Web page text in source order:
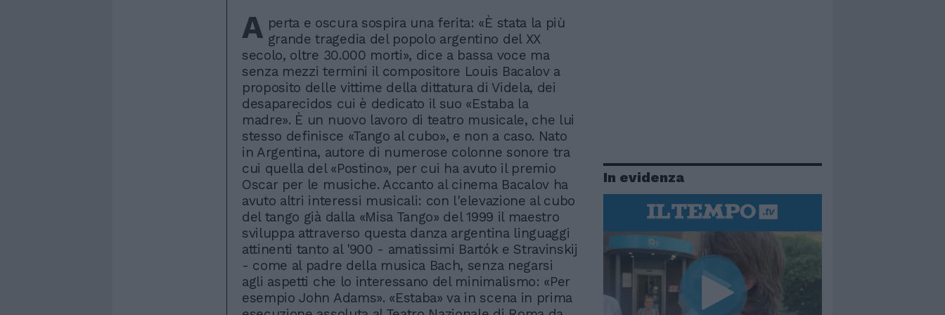
A perta e oscura sospira una ferita: «È stata la più
grande tragedia del popolo argentino del XX
secolo, oltre 30.000 morti», dice a bassa voce ma
senza mezzi termini il compositore Louis Bacalov a
proposito delle vittime della dittatura di Videla, dei
desaparecidos cui è dedicato il suo «Estaba la
madre». È un nuovo lavoro di teatro musicale, che lui
stesso definisce «Tango al cubo», e non a caso. Nato
in Argentina, autore di numerose colonne sonore tra
cui quella del «Postino», per cui ha avuto il premio
Oscar per le musiche. Accanto al cinema Bacalov ha
avuto altri interessi musicali: con l'elevazione al cubo
del tango già dalla «Misa Tango» del 1999 il maestro
sviluppa attraverso questa danza argentina linguaggi
attinenti tanto al '900 - amatissimi Bartók e Stravinskij
- come al padre della musica Bach, senza negarsi
agli aspetti che lo interessano del minimalismo: «Per
esempio John Adams». «Estaba» va in scena in prima
In evidenza